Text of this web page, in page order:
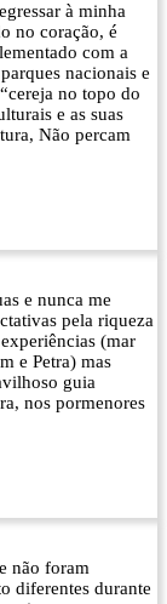
à minha
no coração, é
com a
nacionais e
no topo do
e as suas
Não percam
e nunca me
pela riqueza
(mar
e Petra) mas
guia
nos pormenores
não foram
diferentes durante